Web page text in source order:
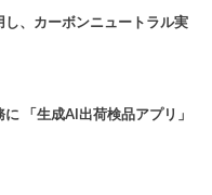
、カーボンニュートラル実
「生成AI出荷検品アプリ」